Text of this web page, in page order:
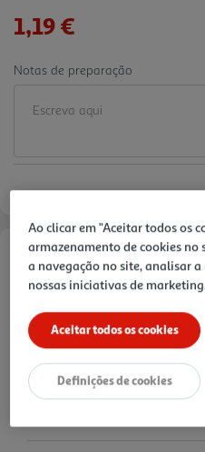
1,19 €
Notas de preparação
Informações de Marketing
Ajuda a limpar a placa difícil de
Características
Ingredientes/Composição
Ao clicar em "Aceitar todos os
armazenamento de cookies
a navegação no site, analisar
nossas iniciativas de
Aceitar todos os cookies
Definições de cookies